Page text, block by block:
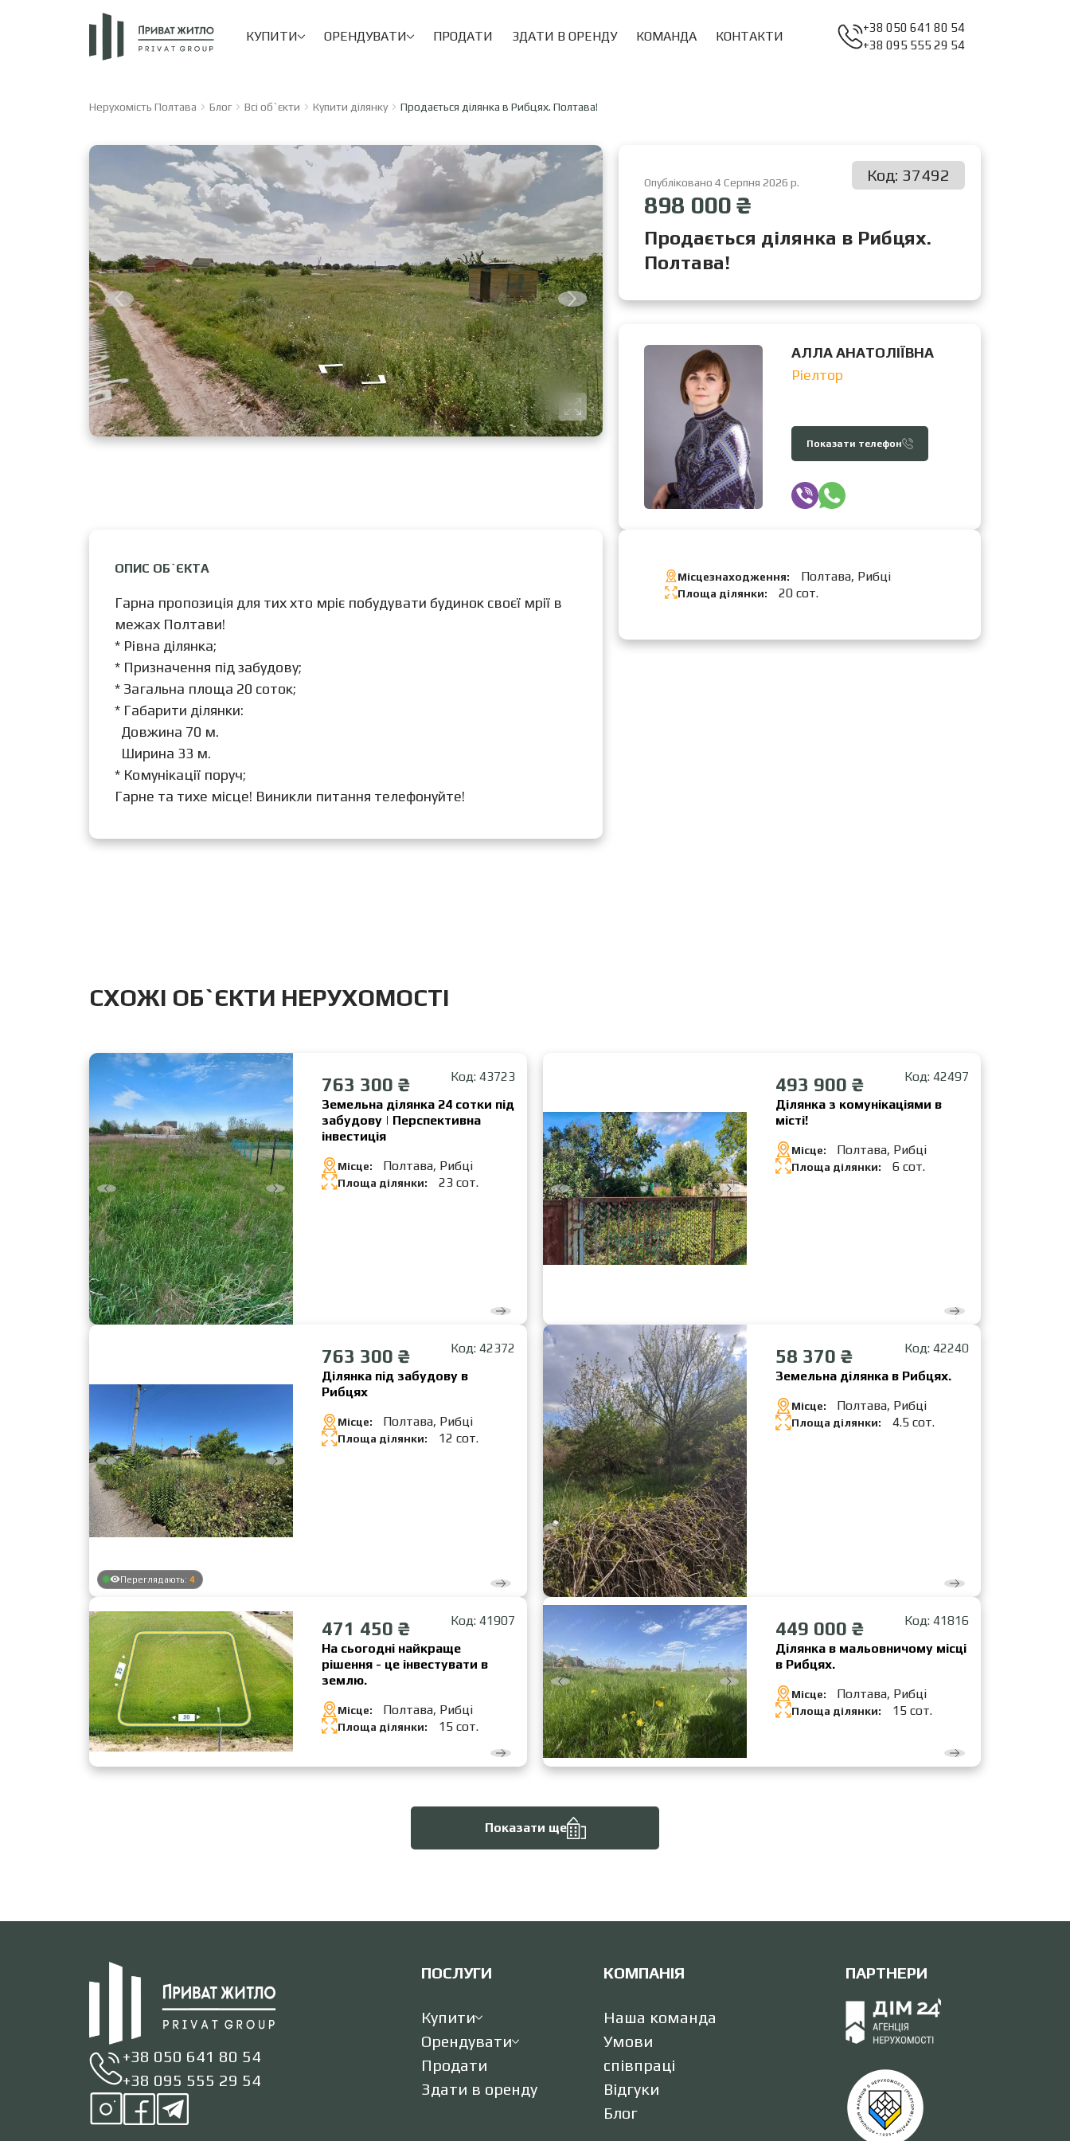
КУПИТИ ОРЕНДУВАТИ ПРОДАТИ ЗДАТИ В ОРЕНДУ КОМАНДА КОНТАКТИ
+38 050 641 80 54
+38 095 555 29 54
Нерухомість Полтава Блог Всі об`єкти Купити ділянку Продається ділянка в Рибцях. Полтава!
Опубліковано 4 Серпня 2026 р. Код: 37492
898 000 ₴
Продається ділянка в Рибцях.
Полтава!
АЛЛА АНАТОЛІЇВНА
Ріелтор
Показати телефон
Місцезнаходження: Полтава, Рибці
Площа ділянки: 20 сот.
ОПИС ОБ`ЄКТА
Гарна пропозиція для тих хто мріє побудувати будинок своєї мрії в
межах Полтави!
* Рівна ділянка;
* Призначення під забудову;
* Загальна площа 20 соток;
* Габарити ділянки:
Довжина 70 м.
Ширина 33 м.
* Комунікації поруч;
Гарне та тихе місце! Виникли питання телефонуйте!
CХОЖІ ОБ`ЄКТИ НЕРУХОМОСТІ
Код: 43723
763 300 ₴
Земельна ділянка 24 сотки під
забудову | Перспективна
інвестиція
Місце: Полтава, Рибці
Площа ділянки: 23 сот.
Код: 42497
493 900 ₴
Ділянка з комунікаціями в
місті!
Місце: Полтава, Рибці
Площа ділянки: 6 сот.
Переглядають: 4
Код: 42372
763 300 ₴
Ділянка під забудову в
Рибцях
Місце: Полтава, Рибці
Площа ділянки: 12 сот.
Код: 42240
58 370 ₴
Земельна ділянка в Рибцях.
Місце: Полтава, Рибці
Площа ділянки: 4.5 сот.
Код: 41907
471 450 ₴
На сьогодні найкраще
рішення - це інвестувати в
землю.
Місце: Полтава, Рибці
Площа ділянки: 15 сот.
Код: 41816
449 000 ₴
Ділянка в мальовничому місці
в Рибцях.
Місце: Полтава, Рибці
Площа ділянки: 15 сот.
Показати ще
+38 050 641 80 54
+38 095 555 29 54
ПОСЛУГИ
Купити
Орендувати
Продати
Здати в оренду
КОМПАНІЯ
Наша команда
Умови
співпраці
Відгуки
Блог
ПАРТНЕРИ